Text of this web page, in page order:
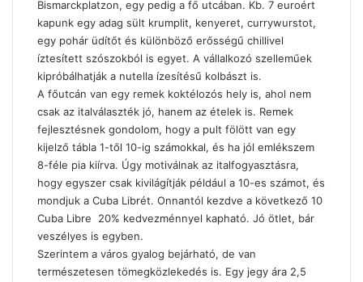
Bismarckplatzon, egy pedig a fő utcában. Kb. 7 euroért
kapunk egy adag sült krumplit, kenyeret, currywurstot,
egy pohár üdítőt és különböző erősségű chillivel
íztesített szószokból is egyet. A vállalkozó szelleműek
kipróbálhatják a nutella ízesítésű kolbászt is.
A főutcán van egy remek koktélozós hely is, ahol nem
csak az italválaszték jó, hanem az ételek is. Remek
fejlesztésnek gondolom, hogy a pult fölött van egy
kijelző tábla 1-től 10-ig számokkal, és ha jól emlékszem
8-féle pia kiírva. Úgy motiválnak az italfogyasztásra,
hogy egyszer csak kivilágítják például a 10-es számot, és
mondjuk a Cuba Librét. Onnantól kezdve a következő 10
Cuba Libre 20% kedvezménnyel kapható. Jó ötlet, bár
veszélyes is egyben.
Szerintem a város gyalog bejárható, de van
természetesen tömegközlekedés is. Egy jegy ára 2,5